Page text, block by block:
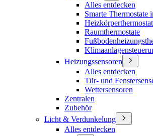
Alles entdecken
Smarte Thermostate
Raumthermostate
Heizungssensoren
Alles entdecken
Tür- und
Wettersensoren
Zentralen
Zubehör
Licht & Verdunkelung
Alles entdecken